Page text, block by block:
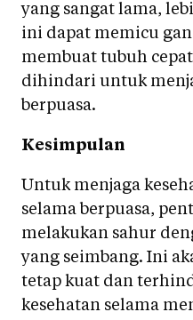
yang sangat lama,
ini dapat memicu
membuat tubuh
dihindari untuk
berpuasa.
Kesimpulan
Untuk menjaga
selama berpuasa,
melakukan sahur
yang seimbang. Ini
tetap kuat dan
kesehatan selama